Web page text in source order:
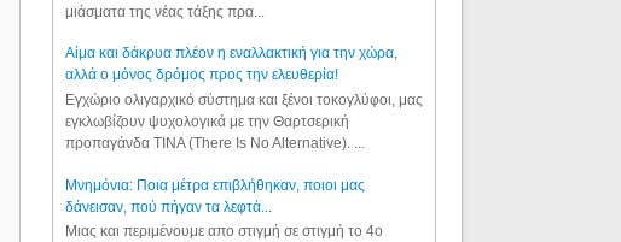
μιάσματα της νέας τάξης πρα...
Αίμα και δάκρυα πλέον η εναλλακτική για την χώρα,
αλλά ο μόνος δρόμος προς την ελευθερία!
Εγχώριο ολιγαρχικό σύστημα και ξένοι τοκογλύφοι, μας
εγκλωβίζουν ψυχολογικά με την Θαρτσερική
προπαγάνδα TINA (There Is No Alternative). ...
Μνημόνια: Ποια μέτρα επιβλήθηκαν, ποιοι μας
δάνεισαν, πού πήγαν τα λεφτά...
Μιας και περιμένουμε απο στιγμή σε στιγμή το 4ο